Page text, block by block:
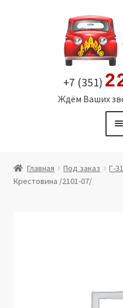
содержимому
+7 (351)
Ждём Ваших
Витрина
Главная Под заказ Г-
Крестовина /2101-07/